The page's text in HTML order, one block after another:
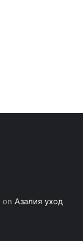
on Азалия уход